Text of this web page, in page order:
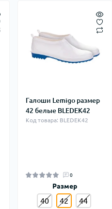
Галоши Lemigo размер
42 белые BLEDEK42
Код товара: BLEDEK42
0
Размер
40 42 44